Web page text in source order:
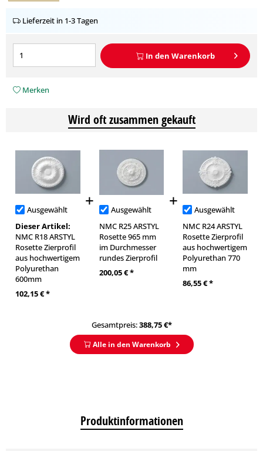
Lieferzeit in 1-3 Tagen
In den Warenkorb
Merken
Wird oft zusammen gekauft
Ausgewählt
Dieser Artikel:
NMC R18 ARSTYL
Rosette Zierprofil
aus hochwertigem
Polyurethan
600mm
102,15 € *
Ausgewählt
NMC R25 ARSTYL
Rosette 965 mm
im Durchmesser
rundes Zierprofil
200,05 € *
Ausgewählt
NMC R24 ARSTYL
Rosette Zierprofil
aus hochwertigem
Polyurethan 770
mm
86,55 € *
Gesamtpreis:388,75€*
Alle in den Warenkorb
Produktinformationen